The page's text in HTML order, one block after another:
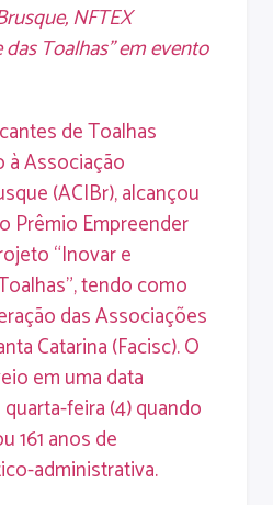
NFTEX
Toalhas” em evento
de Toalhas
à Associação
(ACIBr), alcançou
Prêmio Empreender
“Inovar e
tendo como
das Associações
Catarina (Facisc). O
em uma data
feira (4) quando
161 anos de
administrativa.